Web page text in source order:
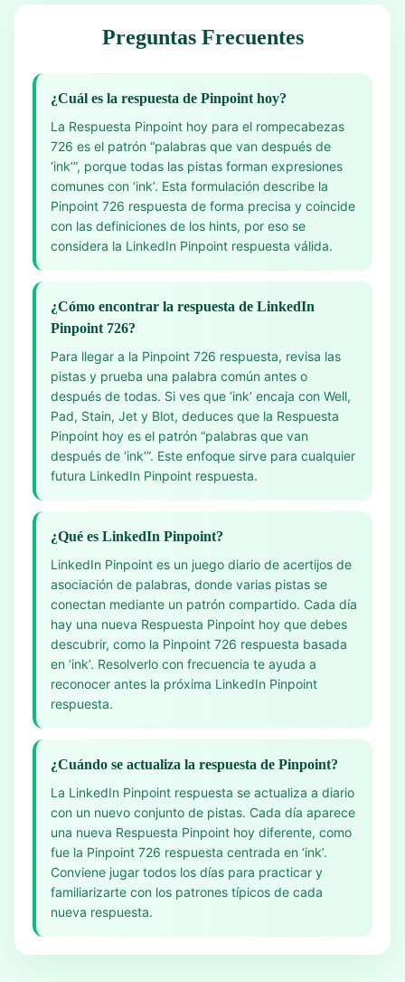
Preguntas Frecuentes
¿Cuál es la respuesta de Pinpoint hoy?
La Respuesta Pinpoint hoy para el rompecabezas
726 es el patrón “palabras que van después de
‘ink’”, porque todas las pistas forman expresiones
comunes con ‘ink’. Esta formulación describe la
Pinpoint 726 respuesta de forma precisa y coincide
con las definiciones de los hints, por eso se
considera la LinkedIn Pinpoint respuesta válida.
¿Cómo encontrar la respuesta de LinkedIn
Pinpoint 726?
Para llegar a la Pinpoint 726 respuesta, revisa las
pistas y prueba una palabra común antes o
después de todas. Si ves que ‘ink’ encaja con Well,
Pad, Stain, Jet y Blot, deduces que la Respuesta
Pinpoint hoy es el patrón “palabras que van
después de ‘ink’”. Este enfoque sirve para cualquier
futura LinkedIn Pinpoint respuesta.
¿Qué es LinkedIn Pinpoint?
LinkedIn Pinpoint es un juego diario de acertijos de
asociación de palabras, donde varias pistas se
conectan mediante un patrón compartido. Cada día
hay una nueva Respuesta Pinpoint hoy que debes
descubrir, como la Pinpoint 726 respuesta basada
en ‘ink’. Resolverlo con frecuencia te ayuda a
reconocer antes la próxima LinkedIn Pinpoint
respuesta.
¿Cuándo se actualiza la respuesta de Pinpoint?
La LinkedIn Pinpoint respuesta se actualiza a diario
con un nuevo conjunto de pistas. Cada día aparece
una nueva Respuesta Pinpoint hoy diferente, como
fue la Pinpoint 726 respuesta centrada en ‘ink’.
Conviene jugar todos los días para practicar y
familiarizarte con los patrones típicos de cada
nueva respuesta.